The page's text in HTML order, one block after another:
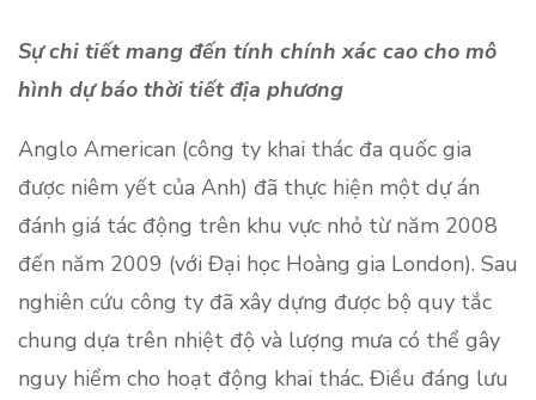
Sự chi tiết mang đến tính chính xác cao cho mô
hình dự báo thời tiết địa phương
Anglo American (công ty khai thác đa quốc gia
được niêm yết của Anh) đã thực hiện một dự án
đánh giá tác động trên khu vực nhỏ từ năm 2008
đến năm 2009 (với Đại học Hoàng gia London). Sau
nghiên cứu công ty đã xây dựng được bộ quy tắc
chung dựa trên nhiệt độ và lượng mưa có thể gây
nguy hiểm cho hoạt động khai thác. Điều đáng lưu